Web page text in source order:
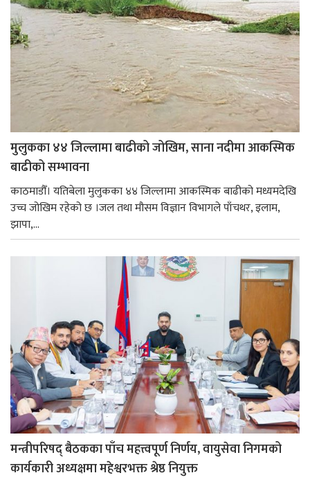
मुलुकका ४४ जिल्लामा बाढीको जोखिम, साना नदीमा आकस्मिक
बाढीको सम्भावना
काठमाडौँ। यतिबेला मुलुकका ४४ जिल्लामा आकस्मिक बाढीको मध्यमदेखि
उच्च जोखिम रहेको छ ।जल तथा मौसम विज्ञान विभागले पाँचथर, इलाम,
झापा,...
मन्त्रीपरिषद् बैठकका पाँच महत्त्वपूर्ण निर्णय, वायुसेवा निगमको
कार्यकारी अध्यक्षमा महेश्वरभक्त श्रेष्ठ नियुक्त